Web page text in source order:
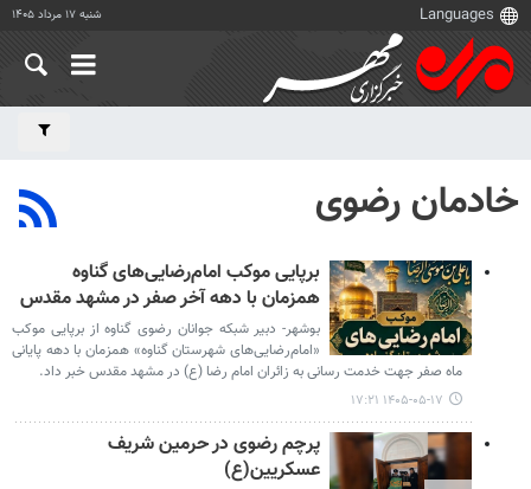
شنبه ۱۷ مرداد ۱۴۰۵
خادمان رضوی
برپایی موکب امام‌رضایی‌های گناوه
همزمان با دهه آخر صفر در مشهد مقدس
بوشهر- دبیر شبکه جوانان رضوی گناوه از برپایی موکب
«امام‌رضایی‌های شهرستان گناوه» همزمان با دهه پایانی
ماه صفر جهت خدمت رسانی به زائران امام رضا (ع) در مشهد مقدس خبر داد.
۱۴۰۵-۰۵-۱۷ ۱۷:۲۱
پرچم رضوی در حرمین شریف
عسکریین(ع)